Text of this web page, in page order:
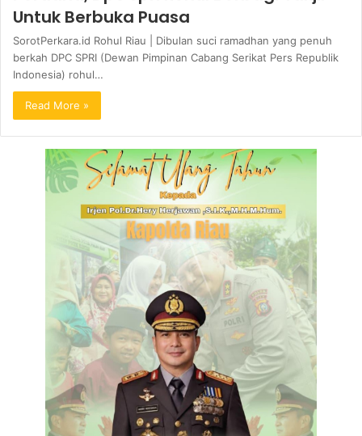
Untuk Berbuka Puasa
SorotPerkara.id Rohul Riau | Dibulan suci ramadhan yang penuh
berkah DPC SPRI (Dewan Pimpinan Cabang Serikat Pers Republik
Indonesia) rohul…
Read More »